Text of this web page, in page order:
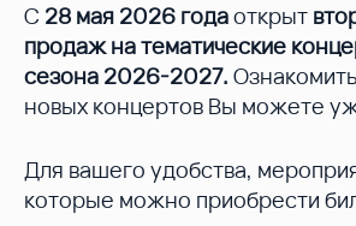
С 28 мая 2026 годаоткрыт
продаж на тематические
сезона 2026-2027.
новых концертов Вы можете
Для вашего удобства,
которые можно приобрести